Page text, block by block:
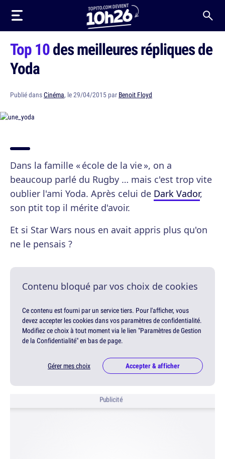
Top 10des meilleures répliques de
Yoda
Publié dansCinéma, le 29/04/2015 par Benoit Floyd
Dans la famille « école de la vie », on a
beaucoup parlé du Rugby … mais c'est trop vite
oublier l'ami Yoda. Après celui de Dark Vador,
son ptit top il mérite d'avoir.
Et si Star Wars nous en avait appris plus qu'on
ne le pensais ?
Contenu bloqué par vos choix de cookies
Ce contenu est fourni par un service tiers. Pour l'afficher, vous
devez accepter les cookies dans vos paramètres de confidentialité.
Modifiez ce choix à tout moment via le lien "Paramètres de Gestion
de la Confidentialité" en bas de page.
Gérer mes choix Accepter & afficher
Publicité